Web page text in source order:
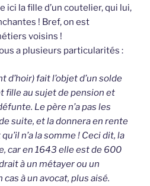
ici la fille d’un coutelier, qui lui,
! Bref, on est
voisins !
a plusieurs particularités :
d’hoir) fait l’objet d’un solde
fille au sujet de pension et
Le père n’a pas les
suite, et la donnera en rente
n’a la somme ! Ceci dit, la
car en 1643 elle est de 600
à un métayer ou un
à un avocat, plus aisé.